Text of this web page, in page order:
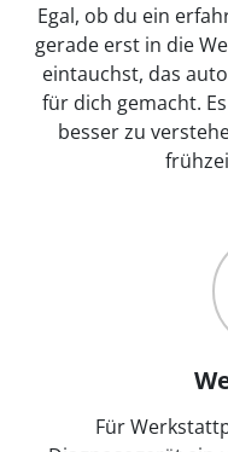
Egal, ob du ein
gerade erst in die
eintauchst, das
für dich gemacht.
besser zu
Für